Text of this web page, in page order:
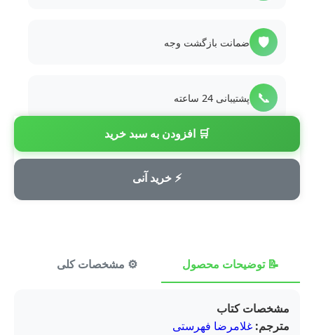
🛒 افزودن به سبد خرید
⚡ خرید آنی
🛡️ ضمانت بازگشت وجه
📞 پشتیبانی 24 ساعته
💳 پرداخت امن
📝 توضیحات محصول ⚙️ مشخصات کلی
مشخصات کتاب
مترجم: غلامرضا فهرستی